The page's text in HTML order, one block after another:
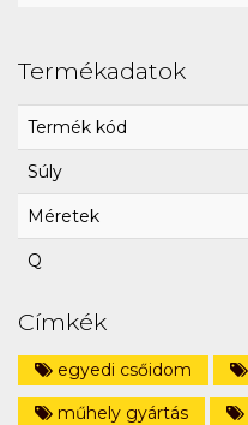
Termékadatok
Termék kód
Súly
Méretek
Q
Címkék
egyedi csőidom
műhely gyártás